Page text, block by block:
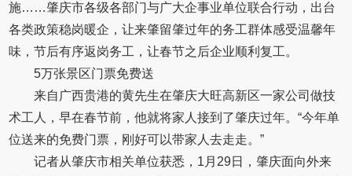
施……肇庆市各级各部门与广大企事业单位联合行动，出台
各类政策稳岗暖企，让来肇留肇过年的务工群体感受温馨年
味，节后有序返岗务工，让春节之后企业顺利复工。
5万张景区门票免费送
来自广西贵港的黄先生在肇庆大旺高新区一家公司做技
术工人，早在春节前，他就将家人接到了肇庆过年。“今年单
位送来的免费门票，刚好可以带家人去走走。”
记者从肇庆市相关单位获悉，1月29日，肇庆面向外来